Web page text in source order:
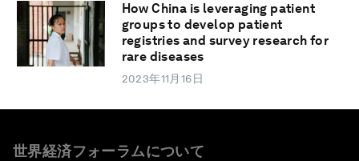
How China is leveraging patient
groups to develop patient
registries and survey research for
rare diseases
2023年11月16日
世界経済フォーラムについて